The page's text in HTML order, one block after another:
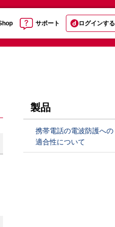
サポート ログインする
製品
携帯電話の電波防護への
適合性について